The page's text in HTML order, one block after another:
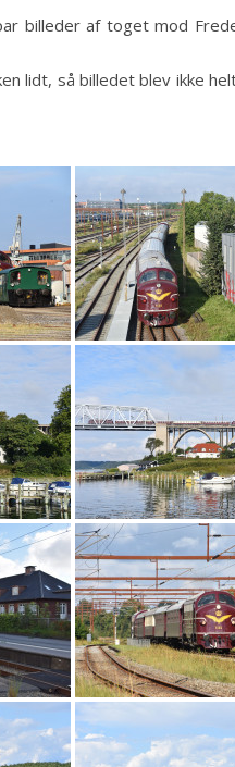
billeder af toget mod
lidt, så billedet blev ikke